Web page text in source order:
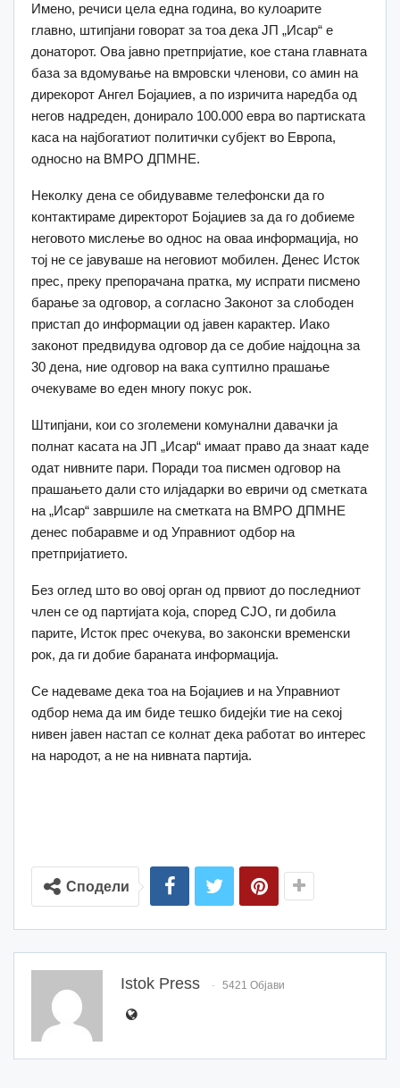
Имено, речиси цела една година, во кулоарите
главно, штипјани говорат за тоа дека ЈП „Исар“ е
донаторот. Ова јавно претпријатие, кое стана главната
база за вдомување на вмровски членови, со амин на
дирекорот Ангел Бојаџиев, а по изричита наредба од
негов надреден, донирало 100.000 евра во партиската
каса на најбогатиот политички субјект во Европа,
односно на ВМРО ДПМНЕ.
Неколку дена се обидувавме телефонски да го
контактираме директорот Бојаџиев за да го добиеме
неговото мислење во однос на оваа информација, но
тој не се јавуваше на неговиот мобилен. Денес Исток
прес, преку препорачана пратка, му испрати писмено
барање за одговор, а согласно Законот за слободен
пристап до информации од јавен карактер. Иако
законот предвидува одговор да се добие најдоцна за
30 дена, ние одговор на вака суптилно прашање
очекуваме во еден многу покус рок.
Штипјани, кои со зголемени комунални давачки ја
полнат касата на ЈП „Исар“ имаат право да знаат каде
одат нивните пари. Поради тоа писмен одговор на
прашањето дали сто илјадарки во евричи од сметката
на „Исар“ завршиле на сметката на ВМРО ДПМНЕ
денес побаравме и од Управниот одбор на
претпријатието.
Без оглед што во овој орган од првиот до последниот
член се од партијата која, според СЈО, ги добила
парите, Исток прес очекува, во законски временски
рок, да ги добие бараната информација.
Се надеваме дека тоа на Бојаџиев и на Управниот
одбор нема да им биде тешко бидејќи тие на секој
нивен јавен настап се колнат дека работат во интерес
на народот, а не на нивната партија.
Сподели
Istok Press 5421 Објави